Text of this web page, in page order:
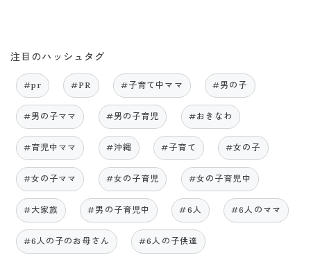
注目のハッシュタグ
#pr #PR #子育て中ママ #男の子
#男の子ママ #男の子育児 #おきなわ
#育児中ママ #沖縄 #子育て #女の子
#女の子ママ #女の子育児 #女の子育児中
#大家族 #男の子育児中 #6人 #6人のママ
#6人の子のお母さん #6人の子供達